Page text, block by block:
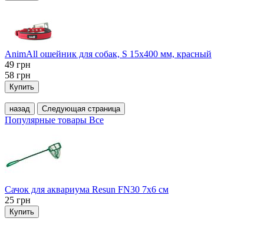
AnimAll ошейник для собак, S 15х400 мм, красный
49 грн
58 грн
Купить
назад Следующая страница
Популярные товары Все
Сачок для аквариума Resun FN30 7х6 см
25 грн
Купить